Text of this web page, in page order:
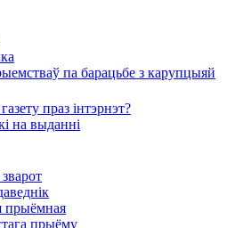
па барацьбе з карупцыяй
праз інтэрнэт?
на выданні
прыёмная
прыёму